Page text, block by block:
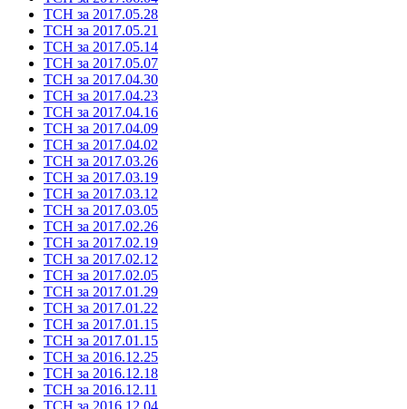
ТСН за 2017.05.28
ТСН за 2017.05.21
ТСН за 2017.05.14
ТСН за 2017.05.07
ТСН за 2017.04.30
ТСН за 2017.04.23
ТСН за 2017.04.16
ТСН за 2017.04.09
ТСН за 2017.04.02
ТСН за 2017.03.26
ТСН за 2017.03.19
ТСН за 2017.03.12
ТСН за 2017.03.05
ТСН за 2017.02.26
ТСН за 2017.02.19
ТСН за 2017.02.12
ТСН за 2017.02.05
ТСН за 2017.01.29
ТСН за 2017.01.22
ТСН за 2017.01.15
ТСН за 2017.01.15
ТСН за 2016.12.25
ТСН за 2016.12.18
ТСН за 2016.12.11
ТСН за 2016.12.04